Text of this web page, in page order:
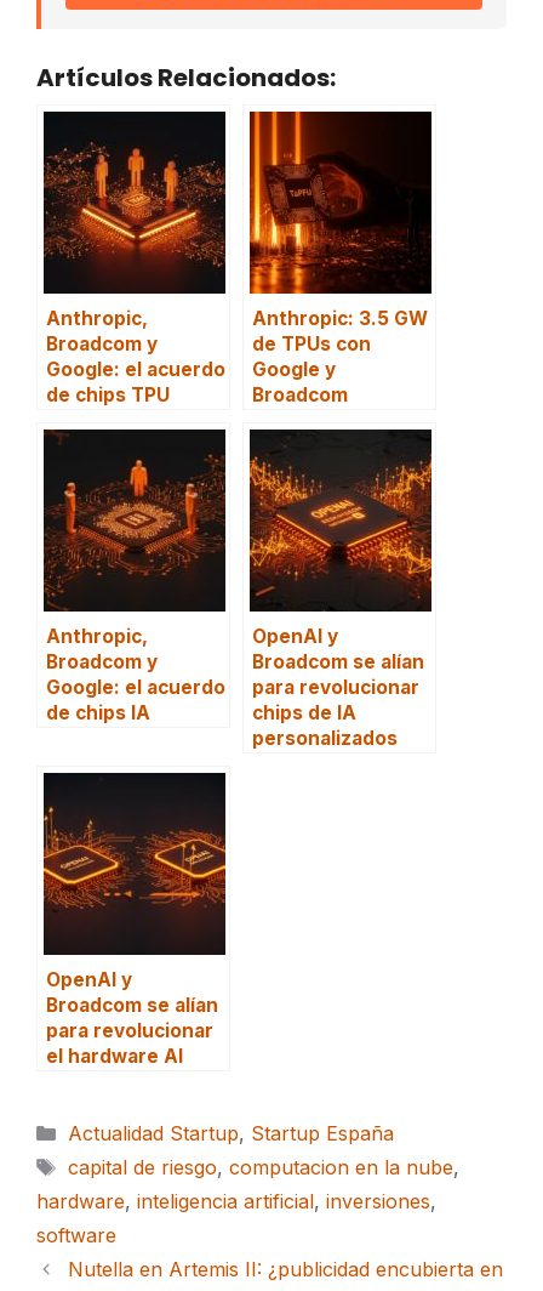
Artículos Relacionados:
Anthropic,
Broadcom y
Google: el acuerdo
de chips TPU
Anthropic: 3.5 GW
de TPUs con
Google y
Broadcom
Anthropic,
Broadcom y
Google: el acuerdo
de chips IA
OpenAI y
Broadcom se alían
para revolucionar
chips de IA
personalizados
OpenAI y
Broadcom se alían
para revolucionar
el hardware AI
Categorías
Actualidad Startup, Startup España
Etiquetas
capital de riesgo, computacion en la nube,
hardware, inteligencia artificial, inversiones,
software
Nutella en Artemis II: ¿publicidad encubierta en